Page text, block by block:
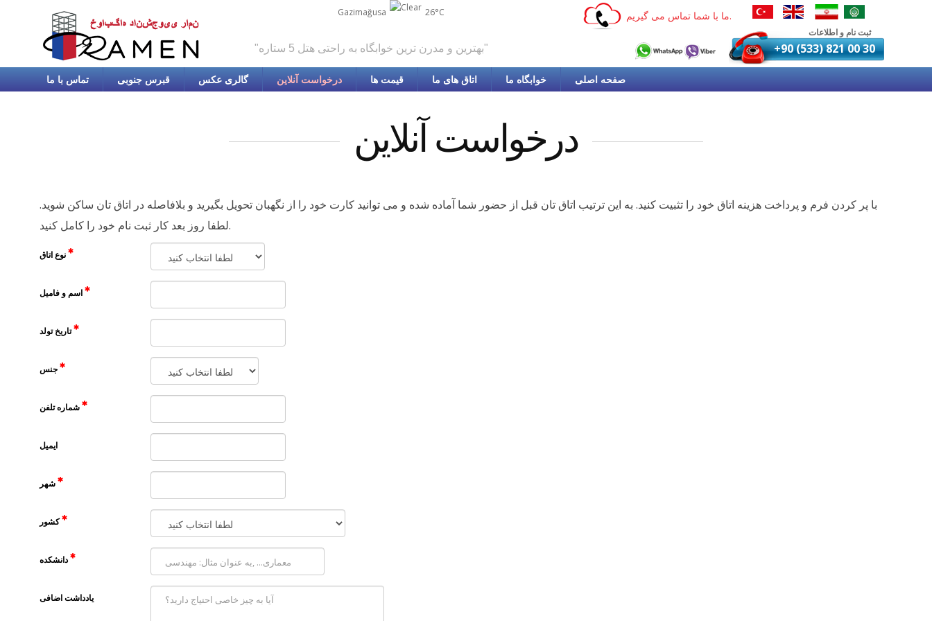
"بهترین و مدرن ترین خوابگاه به راحتی هتل 5 ستاره"
Gazimağusa 26°C ما با شما تماس می گیریم.
ثبت نام و اطلاعات
+90 (533) 821 00 30
تماس با ما قبرس جنوبی گالری عکس درخواست آنلاین قیمت ها اتاق های ما خوابگاه ما صفحه اصلی
درخواست آنلاین
با پر کردن فرم و پرداخت هزینه اتاق خود را تثبیت کنید. به این ترتیب اتاق تان قبل از حضور شما آماده شده و می توانید کارت خود را از نگهبان تحویل بگیرید و بلافاصله در اتاق تان ساکن شوید.
لطفا روز بعد کار ثبت نام خود را کامل کنید.
تاریخ تولد
ایمیل
کشور
دانشکده
یادداشت اضافی